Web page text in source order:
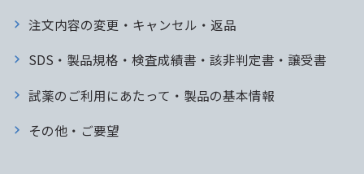
注文内容の変更・キャンセル・返品
SDS・製品規格・検査成績書・該非判定書・譲受書
試薬のご利用にあたって・製品の基本情報
その他・ご要望